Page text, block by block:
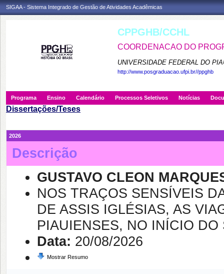
SIGAA - Sistema Integrado de Gestão de Atividades Acadêmicas
CPPGHB/CCHL
COORDENACAO DO
UNIVERSIDADE FEDERAL DO
http://www.posgraduacao.ufpi.br//ppghb
Programa Ensino Calendário Processos Seletivos Notícias
Dissertações/Teses
2026
Descrição
GUSTAVO CLEON
NOS TRAÇOS SENSÍVEIS
DE ASSIS IGLÉSIAS, AS
PIAUIENSES, NO INÍCIO DO
Data: 20/08/2026
Mostrar Resumo